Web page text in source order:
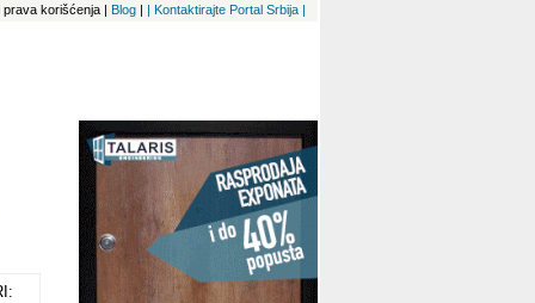
prava korišćenja | Blog | | Kontaktirajte Portal Srbija |